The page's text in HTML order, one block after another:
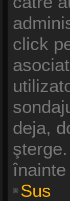
click
deja,
Sus